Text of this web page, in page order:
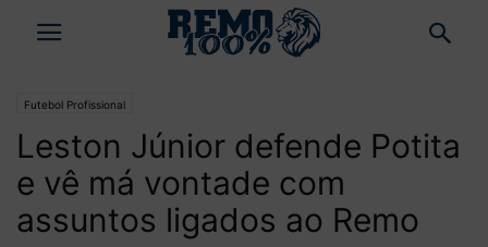
Futebol Profissional
Leston Júnior defende Potita
e vê má vontade com
assuntos ligados ao Remo